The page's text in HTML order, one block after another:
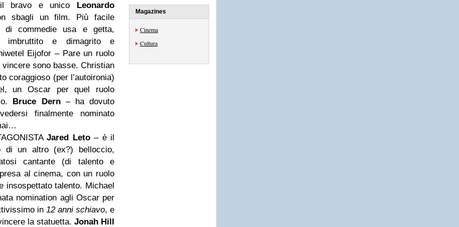
il bravo e unico Leonardo
sbagli un film. Più facile
di commedie usa e getta,
imbruttito e dimagrito e
Eijofor – Pare un ruolo
sono basse. Christian
coraggioso (per l’autoironia)
un Oscar per quel ruolo
Bruce Dern– ha dovuto
finalmente nominato
Jared Leto– è il
di un altro (ex?) belloccio,
cantante (di talento e
al cinema, con un ruolo
insospettato talento. Michael
nomination agli Oscar per
in 12 anni schiavo, e
la statuetta. Jonah Hill
Magazines
Cinema
Cultura